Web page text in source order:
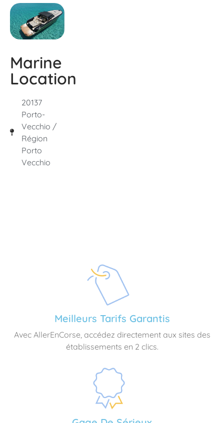
Marine
Location
20137
Porto-
Vecchio /
Région
Porto
Vecchio
Meilleurs Tarifs Garantis
Avec AllerEnCorse, accédez directement aux sites des
établissements en 2 clics.